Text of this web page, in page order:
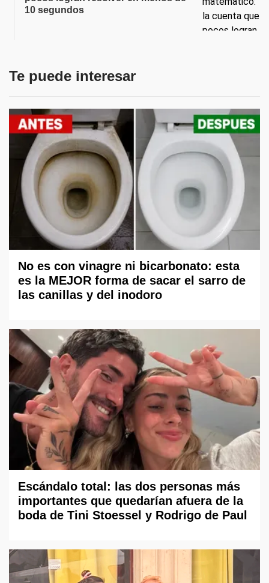
10 segundos
Te puede interesar
No es con vinagre ni bicarbonato: esta
es la MEJOR forma de sacar el sarro de
las canillas y del inodoro
Escándalo total: las dos personas más
importantes que quedarían afuera de la
boda de Tini Stoessel y Rodrigo de Paul